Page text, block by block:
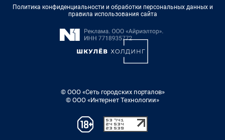
Политика конфиденциальности и обработки персональных данных и
правила использования сайта
© ООО «Сеть городских порталов»
© ООО «Интернет Технологии»